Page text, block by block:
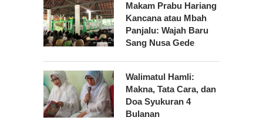
Makam Prabu Hariang
Kancana atau Mbah
Panjalu: Wajah Baru
Sang Nusa Gede
Walimatul Hamli:
Makna, Tata Cara, dan
Doa Syukuran 4
Bulanan